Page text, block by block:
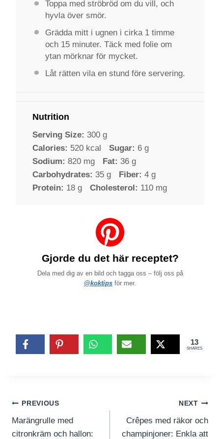
Toppa med ströbröd om du vill, och
hyvla över smör.
Grädda mitt i ugnen i cirka 1 timme
och 15 minuter. Täck med folie om
ytan mörknar för mycket.
Låt rätten vila en stund före servering.
Nutrition
Serving Size: 300 g
Calories: 520 kcal Sugar: 6 g
Sodium: 820 mg Fat: 36 g
Carbohydrates: 35 g Fiber: 4 g
Protein: 18 g Cholesterol: 110 mg
Gjorde du det här receptet?
Dela med dig av en bild och tagga oss – följ oss på
@koktips för mer.
13
SHARES
Inläggsnavigering
PREVIOUS
Marängrulle med
citronkräm och hallon:
NEXT
Crêpes med räkor och
champinjoner: Enkla att